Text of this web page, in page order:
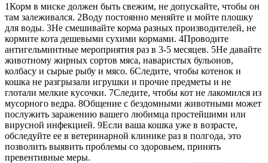
1Корм в миске должен быть свежим, не допускайте, чтобы он
там залеживался. 2Воду постоянно меняйте и мойте плошку
для воды. 3Не смешивайте корма разных производителей, не
кормите кота дешевыми сухими кормами. 4Проводите
антигельминтные мероприятия раз в 3-5 месяцев. 5Не давайте
животному жирных сортов мяса, наваристых бульонов,
колбасу и сырые рыбу и мясо. 6Следите, чтобы котенок и
кошка не разгрызали игрушки и прочие предметы и не
глотали мелкие кусочки. 7Следите, чтобы кот не лакомился из
мусорного ведра. 8Общение с бездомными животными может
послужить заражению вашего любимца простейшими или
вирусной инфекцией. 9Если ваша кошка уже в возрасте,
обследуйте ее в ветеринарной клинике раз в полгода, это
позволить выявить проблемы со здоровьем, принять
превентивные меры.